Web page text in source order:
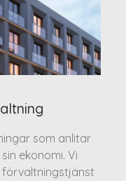
som anlitar
ekonomi. Vi
förvaltningstjänst